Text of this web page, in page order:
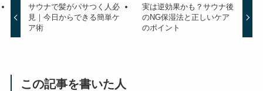
サウナで髪がパサつく人必
見｜今日からできる簡単ケ
ア術
実は逆効果かも？サウナ後
のNG保湿法と正しいケア
のポイント
この記事を書いた人